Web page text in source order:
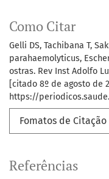
Como Citar
Gelli DS, Tachibana T,
parahaemolyticus,
ostras. Rev Inst Adolfo
[citado 8º de agosto de
https://
Fomatos de Citação
Referências